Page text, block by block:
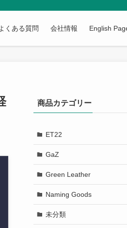
くある質問 会社情報 English
商品カテゴリー
ET22
GaZ
Green Leather
Naming Goods
未分類